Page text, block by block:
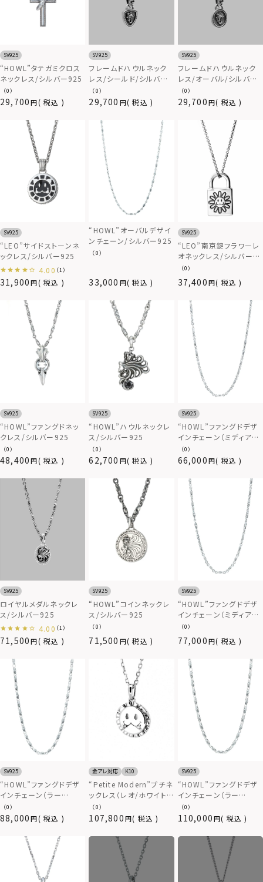
SV925
“HOWL”タテガミクロス
ネックレス/シルバー925
29,700 税込
（0）
SV925
フレームドハウルネック
レス/シールド/シルバー
925
29,700 税込
（0）
SV925
フレームドハウルネック
レス/オーバル/シルバー
925
29,700 税込
（0）
SV925
“LEO”サイドストーンネ
ックレス/シルバー925
31,900 税込
4.00 （1）
“HOWL”オーバルデザイ
ンチェーン/シルバー925
33,000 税込
（0）
SV925
“LEO”南京錠フラワーレ
オネックレス/シルバー
925
37,400 税込
（0）
SV925
“HOWL”ファングドネッ
クレス/シルバー925
48,400 税込
（0）
SV925
“HOWL”ハウルネックレ
ス/シルバー925
62,700 税込
（0）
SV925
“HOWL”ファングドデザ
インチェーン（ミディア
ム/50cm）/シルバー925
66,000 税込
（0）
SV925
ロイヤルメダルネックレ
ス/シルバー925
71,500 税込
4.00 （1）
SV925
“HOWL”コインネックレ
ス/シルバー925
71,500 税込
（0）
SV925
“HOWL”ファングドデザ
インチェーン（ミディア
ム/60cm）/シルバー925
77,000 税込
（0）
SV925
“HOWL”ファングドデザ
インチェーン（ラー
ジ/50cm）/シルバー925
88,000 税込
（0）
金アレ対応 K10
“Petite Modern”プチネ
ックレス（レオ/ホワイトゴ
ールド）/K10ゴールド
107,800 税込
（0）
SV925
“HOWL”ファングドデザ
インチェーン（ラー
ジ/60cm）/シルバー925
110,000 税込
（0）